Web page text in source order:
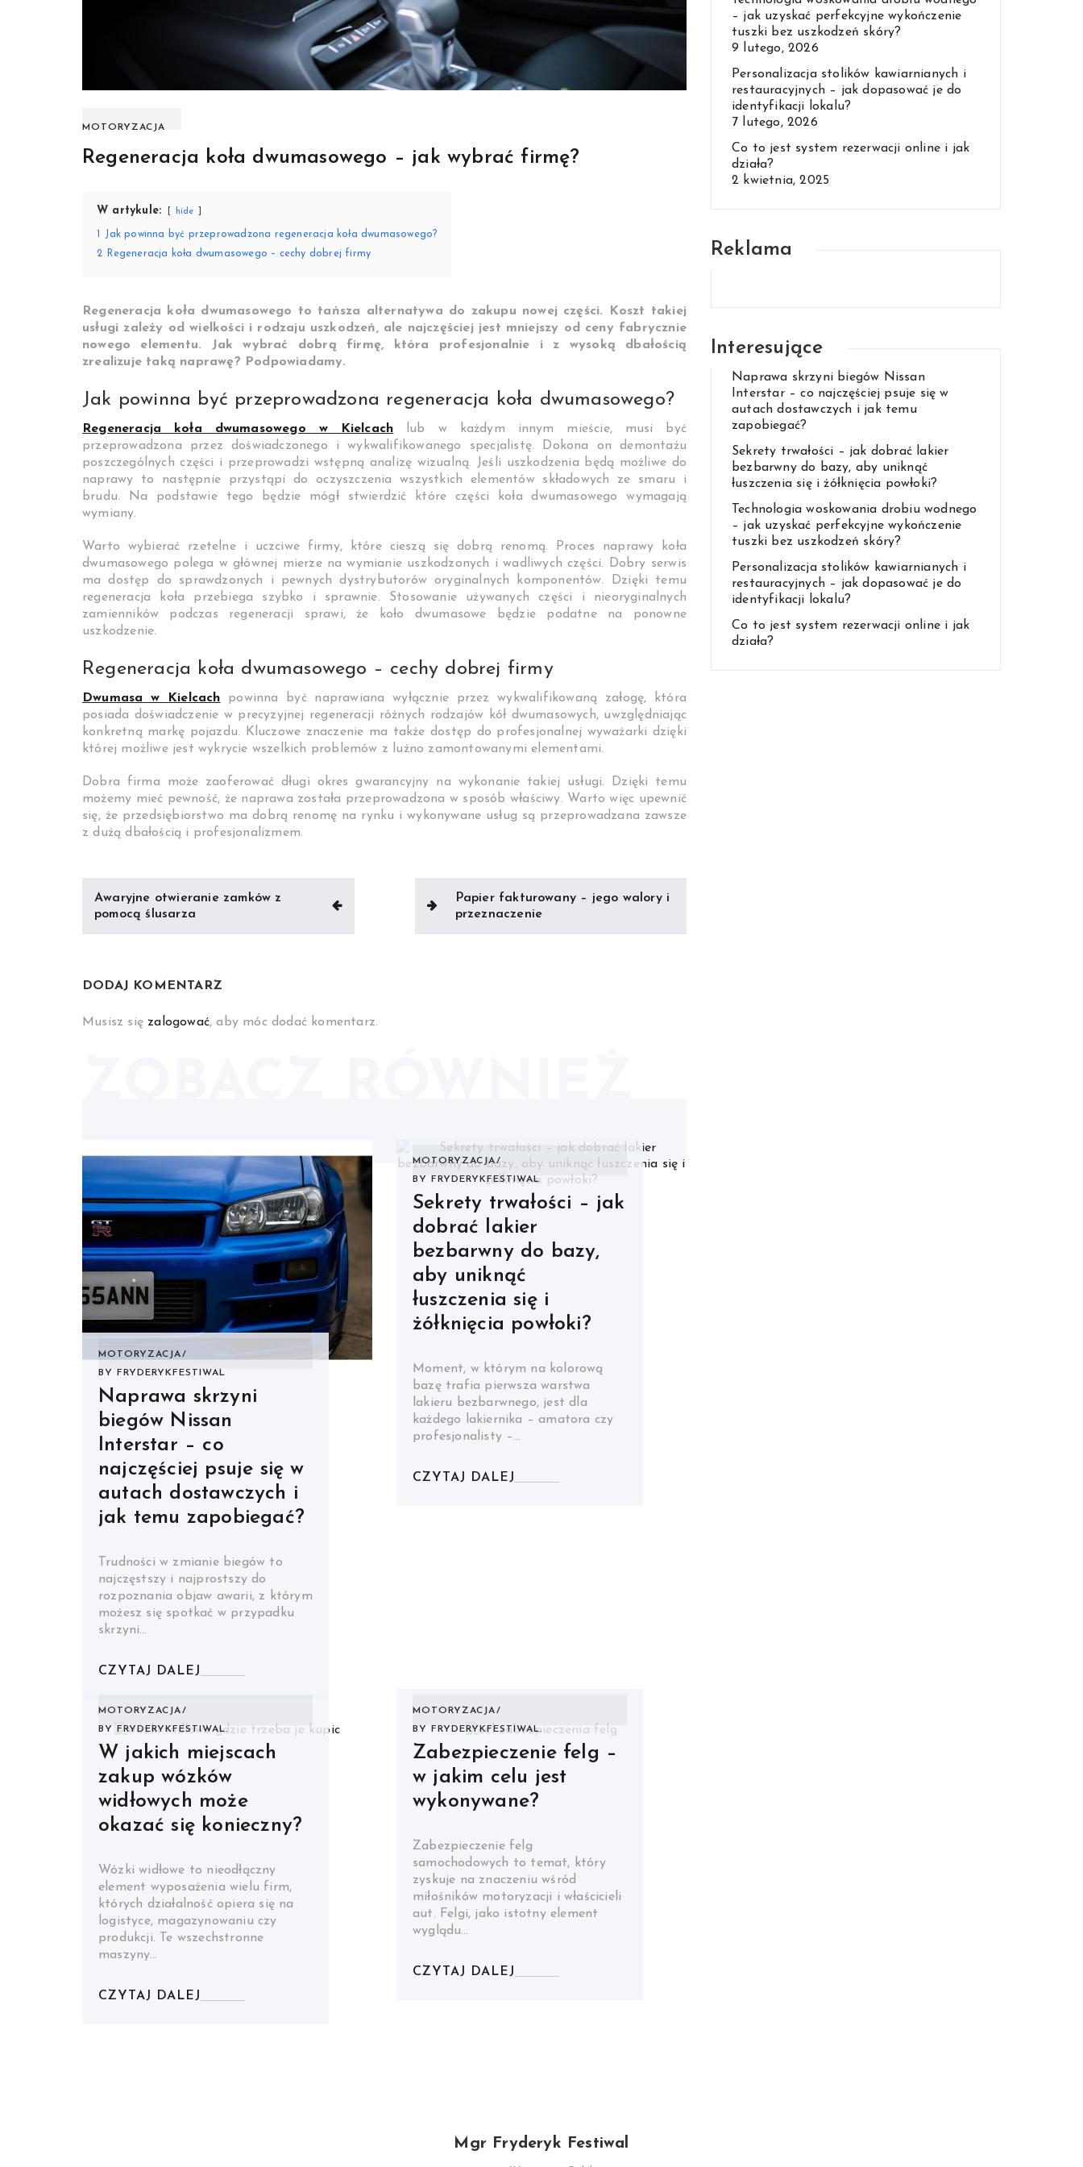
MOTORYZACJA
Regeneracja koła dwumasowego – jak wybrać firmę?
W artykule: hide
Jak powinna być przeprowadzona regeneracja koła dwumasowego?
2
Regeneracja koła dwumasowego – cechy dobrej firmy
Regeneracja koła dwumasowego to tańsza alternatywa do zakupu nowej części. Koszt takiej
usługi zależy od wielkości i rodzaju uszkodzeń, ale najczęściej jest mniejszy od ceny fabrycznie
nowego elementu. Jak wybrać dobrą firmę, która profesjonalnie i z wysoką dbałością
zrealizuje taką naprawę? Podpowiadamy.
Jak powinna być przeprowadzona regeneracja koła dwumasowego?
Regeneracja koła dwumasowego w Kielcach lub w każdym innym mieście, musi być
przeprowadzona przez doświadczonego i wykwalifikowanego specjalistę. Dokona on demontażu
poszczególnych części i przeprowadzi wstępną analizę wizualną. Jeśli uszkodzenia będą możliwe do
naprawy to następnie przystąpi do oczyszczenia wszystkich elementów składowych ze smaru i
brudu. Na podstawie tego będzie mógł stwierdzić które części koła dwumasowego wymagają
wymiany.
Warto wybierać rzetelne i uczciwe firmy, które cieszą się dobrą renomą. Proces naprawy koła
dwumasowego polega w głównej mierze na wymianie uszkodzonych i wadliwych części. Dobry serwis
ma dostęp do sprawdzonych i pewnych dystrybutorów oryginalnych komponentów. Dzięki temu
regeneracja koła przebiega szybko i sprawnie. Stosowanie używanych części i nieoryginalnych
zamienników podczas regeneracji sprawi, że koło dwumasowe będzie podatne na ponowne
uszkodzenie.
Regeneracja koła dwumasowego – cechy dobrej firmy
Dwumasa w Kielcach powinna być naprawiana wyłącznie przez wykwalifikowaną załogę, która
posiada doświadczenie w precyzyjnej regeneracji różnych rodzajów kół dwumasowych, uwzględniając
konkretną markę pojazdu. Kluczowe znaczenie ma także dostęp do profesjonalnej wyważarki dzięki
której możliwe jest wykrycie wszelkich problemów z luźno zamontowanymi elementami.
Dobra firma może zaoferować długi okres gwarancyjny na wykonanie takiej usługi. Dzięki temu
możemy mieć pewność, że naprawa została przeprowadzona w sposób właściwy. Warto więc upewnić
się, że przedsiębiorstwo ma dobrą renomę na rynku i wykonywane usług są przeprowadzana zawsze
z dużą dbałością i profesjonalizmem.
Nawigacja
wpisu
Awaryjne otwieranie zamków z
pomocą ślusarza
Papier fakturowany – jego walory i
przeznaczenie
DODAJ KOMENTARZ
Musisz się zalogować, aby móc dodać komentarz.
MOTORYZACJA
BY
FRYDERYKFESTIWAL
Naprawa skrzyni
biegów Nissan
Interstar – co
najczęściej psuje się w
autach dostawczych i
jak temu zapobiegać?
Trudności w zmianie biegów to
najczęstszy i najprostszy do
rozpoznania objaw awarii, z którym
możesz się spotkać w przypadku
skrzyni…
CZYTAJ DALEJ
MOTORYZACJA
BY
FRYDERYKFESTIWAL
Sekrety trwałości – jak
dobrać lakier
bezbarwny do bazy,
aby uniknąć
łuszczenia się i
żółknięcia powłoki?
Moment, w którym na kolorową
bazę trafia pierwsza warstwa
lakieru bezbarwnego, jest dla
każdego lakiernika – amatora czy
profesjonalisty –…
CZYTAJ DALEJ
MOTORYZACJA
BY
FRYDERYKFESTIWAL.
W jakich miejscach
zakup wózków
widłowych może
okazać się konieczny?
Wózki widłowe to nieodłączny
element wyposażenia wielu firm,
których działalność opiera się na
logistyce, magazynowaniu czy
produkcji. Te wszechstronne
maszyny…
CZYTAJ DALEJ
MOTORYZACJA
BY
FRYDERYKFESTIWAL.
Zabezpieczenie felg –
w jakim celu jest
wykonywane?
Zabezpieczenie felg
samochodowych to temat, który
zyskuje na znaczeniu wśród
miłośników motoryzacji i właścicieli
aut. Felgi, jako istotny element
wyglądu…
CZYTAJ DALEJ
– jak uzyskać perfekcyjne wykończenie
tuszki bez uszkodzeń skóry?
9 lutego, 2026
Personalizacja stolików kawiarnianych i
restauracyjnych – jak dopasować je do
identyfikacji lokalu?
7 lutego, 2026
Co to jest system rezerwacji online i jak
działa?
2 kwietnia, 2025
Reklama
Interesujące
Naprawa skrzyni biegów Nissan
Interstar – co najczęściej psuje się w
autach dostawczych i jak temu
zapobiegać?
Sekrety trwałości – jak dobrać lakier
bezbarwny do bazy, aby uniknąć
łuszczenia się i żółknięcia powłoki?
Technologia woskowania drobiu wodnego
– jak uzyskać perfekcyjne wykończenie
tuszki bez uszkodzeń skóry?
Personalizacja stolików kawiarnianych i
restauracyjnych – jak dopasować je do
identyfikacji lokalu?
Co to jest system rezerwacji online i jak
działa?
Mgr Fryderyk Festiwal